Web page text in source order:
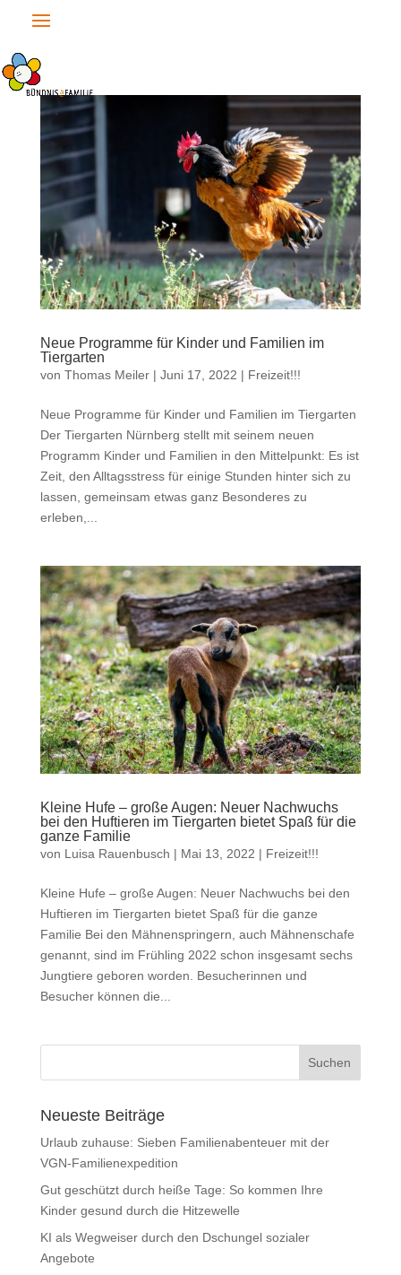
Neue Programme für Kinder und Familien im
Tiergarten
von Thomas Meiler| Juni 17, 2022 | Freizeit!!!
Neue Programme für Kinder und Familien im Tiergarten
Der Tiergarten Nürnberg stellt mit seinem neuen
Programm Kinder und Familien in den Mittelpunkt: Es ist
Zeit, den Alltagsstress für einige Stunden hinter sich zu
lassen, gemeinsam etwas ganz Besonderes zu
erleben,...
Kleine Hufe – große Augen: Neuer Nachwuchs
bei den Huftieren im Tiergarten bietet Spaß für die
ganze Familie
von Luisa Rauenbusch | Mai 13, 2022 | Freizeit!!!
Kleine Hufe – große Augen: Neuer Nachwuchs bei den
Huftieren im Tiergarten bietet Spaß für die ganze
Familie Bei den Mähnenspringern, auch Mähnenschafe
genannt, sind im Frühling 2022 schon insgesamt sechs
Jungtiere geboren worden. Besucherinnen und
Besucher können die...
Neueste Beiträge
Urlaub zuhause: Sieben Familienabenteuer mit der
VGN-Familienexpedition
Gut geschützt durch heiße Tage: So kommen Ihre
Kinder gesund durch die Hitzewelle
KI als Wegweiser durch den Dschungel sozialer
Angebote